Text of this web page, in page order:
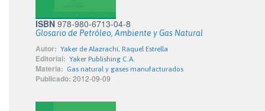
ISBN 978-980-6713-04-8
Glosario de Petróleo, Ambiente y Gas Natural
Autor: Yaker de Alazrachi, Raquel Estrella
Editorial: Yaker Publishing C.A.
Materia: Gas natural y gases manufacturados
Publicado: 2012-09-09